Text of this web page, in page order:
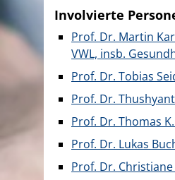
Involvierte
Prof. Dr. Martin
VWL, insb.
Prof. Dr. Tobias
Prof. Dr.
Prof. Dr. Thomas
Prof. Dr. Lukas
Prof. Dr.